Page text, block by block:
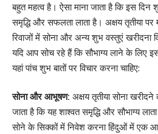
बहुत महत्व है। ऐसा माना जाता है कि इस दिन
समृद्धि और सफलता लाता है। अक्षय तृतीया पर
रिवाजों में सोना और अन्य शुभ वस्तुएं खरीदना
यदि आप सोच रहे हैं कि सौभाग्य लाने के लिए
यहां पांच शुभ बातों पर विचार करना चाहिए:
सोना और आभूषण: अक्षय तृतीया सोना खरीदने
जाता है कि यह शाश्वत समृद्धि और सौभाग्य
सोने के सिक्कों में निवेश करना हिंदुओं में एक